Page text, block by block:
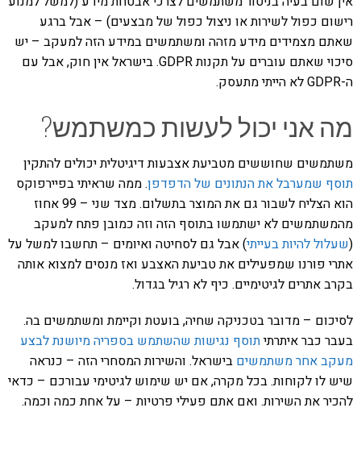
רישום כפול לשירות או ניצול כפול של מבצעים) – אבל ברגע
שאתם מצמידים מידע מזהה ומשתמשים במידע הזה למעקב – יש
סיכוי שאתם עוברים על תקנות GDPR. בישראל אין חוק, אבל עם
ה-GDPR לא הייתי מתעסק.
מה אני יכול לעשות כמשתמש?
משתמשים שחוששים מטביעת אצבעות דיגיטלית יכולים להתקין
תוסף שמערבל את הנתונים של הדפדפן. ממה שראיתי בפיירפוקס
הוא הצליח לשבור גם את המוצר בתשלום. מצד שני – 99 אחוז
מהמשתמשים לא ישתמשו בתוסף הזה וזה כמובן פתח למעקב
(שעלול להיות בעייתי) אבל גם לסחיטה ואיומים – תחשבו למשל על
אתרי פורנו שמפעילים את טביעת האצבע ואז מנסים למצוא אותה
בקרב אתרים לגיטימיים. כיף לא רגיל בגדול.
לסיכום – מדובר בטכניקה שחיה, בועטת וקיימת ומשתמשים בה.
בעבר כבר איתרתיתוסף נגישות שהשתמש בספריה מיושנת לבצע
מעקב אחר משתמשים בישראל. והשירות המסחרי הזה – כנראה
שיש לו לקוחות. בכל מקרה, אם יש שימוש לגיטימי עבורכם – כדאי
להכיר את השירות. ואם אתם פעילי פרטיות – על אחת כמה וכמה.